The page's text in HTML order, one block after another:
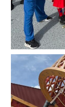
06-6651-0525